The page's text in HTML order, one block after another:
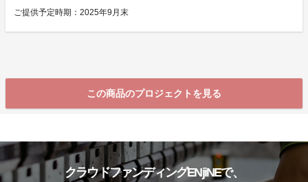
ご提供予定時期：2025年9月末
この商品のプロジェクトを見る
クラウドファンディングENjiNEで、